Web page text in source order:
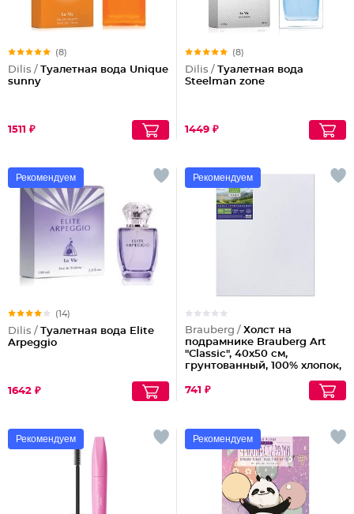
(8)
Dilis / Туалетная вода Unique
sunny
1511 ₽
(8)
Dilis / Туалетная вода
Steelman zone
1449 ₽
Рекомендуем
(14)
Dilis / Туалетная вода Elite
Arpeggio
1642 ₽
Рекомендуем
Brauberg / Холст на
подрамнике Brauberg Art
"Classic", 40х50 см,
грунтованный, 100% хлопок,
741 ₽
Рекомендуем Рекомендуем